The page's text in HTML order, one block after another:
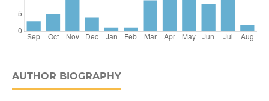
AUTHOR BIOGRAPHY